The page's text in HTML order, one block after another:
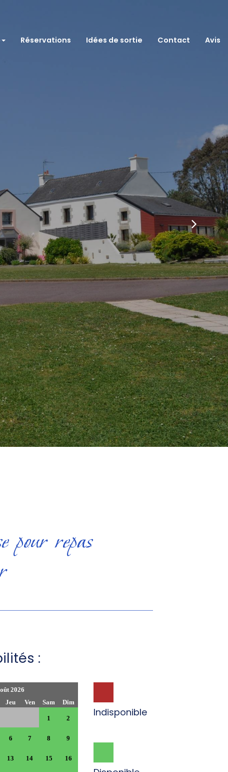
Réservations Idées de sortie Contact Avis
pour repas
:
2026
Jeu Ven Sam Dim
1 2
6 7 8 9
13 14 15 16
Indisponible